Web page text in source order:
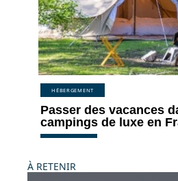
HÉBERGEMENT
Passer des vacances
campings de luxe en
À RETENIR